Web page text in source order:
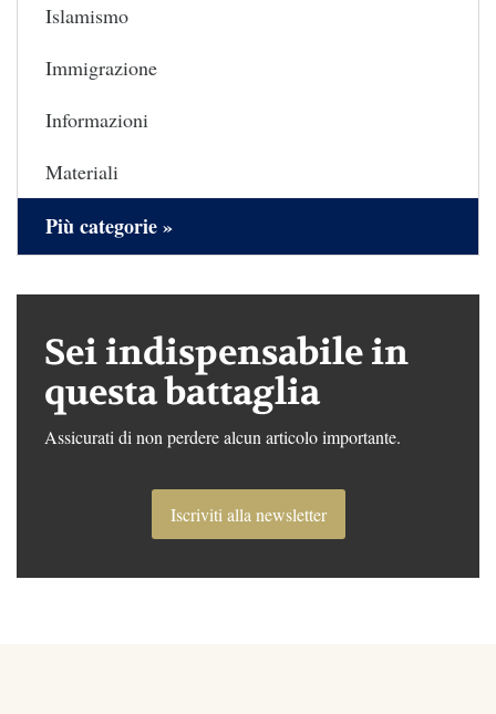
Islamismo
Immigrazione
Informazioni
Materiali
Più categorie »
Sei indispensabile in
questa battaglia
Assicurati di non perdere alcun articolo importante.
Iscriviti alla newsletter